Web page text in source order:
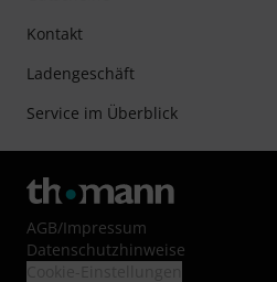
Kontakt
Ladengeschäft
Service im Überblick
AGB/Impressum
Datenschutzhinweise